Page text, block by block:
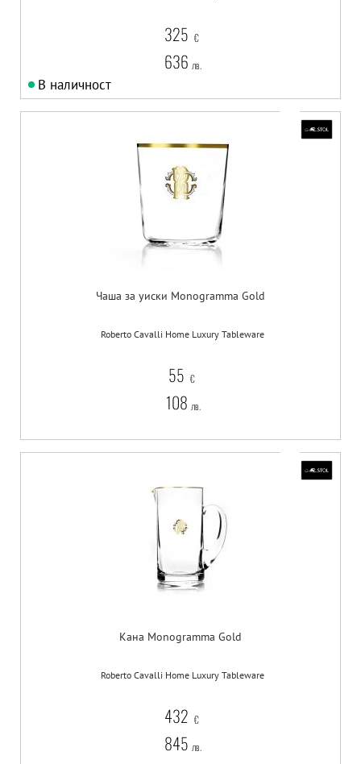
325 €
636 лв.
В наличност
Чаша за уиски Monogramma Gold
Roberto Cavalli Home Luxury Tableware
55 €
108 лв.
Кана Monogramma Gold
Roberto Cavalli Home Luxury Tableware
432 €
845 лв.